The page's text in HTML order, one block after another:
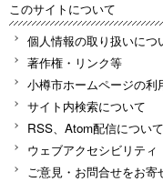
このサイトについて
個人情報の取り扱いにつ
著作権・リンク等
小樽市ホームページの利
サイト内検索について
RSS、Atom配信について
ウェブアクセシビリティ
ご意見・お問合せをお寄